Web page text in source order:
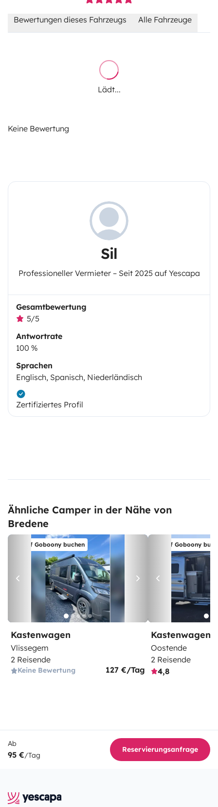
Bewertungen dieses Fahrzeugs Alle Fahrzeuge
Lädt...
Keine Bewertung
Sil
Professioneller Vermieter – Seit 2025 auf Yescapa
Gesamtbewertung
5/5
Antwortrate
100 %
Sprachen
Englisch, Spanisch, Niederländisch
Zertifiziertes Profil
Ähnliche Camper in der Nähe von
Bredene
Auf Goboony buchen
Kastenwagen
Vlissegem
2 Reisende
Keine Bewertung 127 €/Tag
Auf Goboony
Kastenwagen
Oostende
2 Reisende
4,8
Ab
95 €/Tag
Reservierungsanfrage